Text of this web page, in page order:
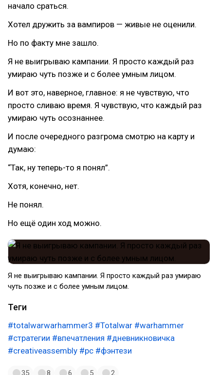
начало сраться.
Хотел дружить за вампиров — живые не оценили.
Но по факту мне зашло.
Я не выигрываю кампании. Я просто каждый раз
умираю чуть позже и с более умным лицом.
И вот это, наверное, главное: я не чувствую, что
просто сливаю время. Я чувствую, что каждый раз
умираю чуть осознаннее.
И после очередного разгрома смотрю на карту и
думаю:
“Так, ну теперь-то я понял”.
Хотя, конечно, нет.
Не понял.
Но ещё один ход можно.
Я не выигрываю кампании. Я просто каждый раз умираю
чуть позже и с более умным лицом.
Теги
#totalwarwarhammer3 #Totalwar #warhammer
#стратегии #впечатления #дневникновичка
#creativeassembly #pc #фэнтези
35 8 6 5 2